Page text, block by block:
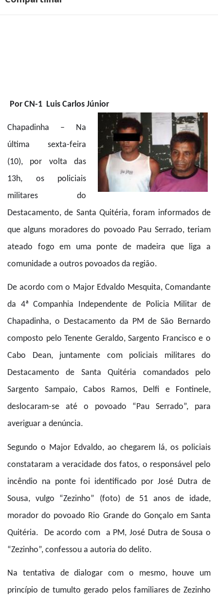
Por CN-1 Luis Carlos Júnior
Chapadinha – Na
última sexta-feira
(10), por volta das
13h, os policiais
militares do
Destacamento, de Santa Quitéria, foram informados de
que alguns moradores do povoado Pau Serrado, teriam
ateado fogo em uma ponte de madeira que liga a
comunidade a outros povoados da região.
De acordo com o Major Edvaldo Mesquita, Comandante
da 4ª Companhia Independente de Policia Militar de
Chapadinha, o Destacamento da PM de São Bernardo
composto pelo Tenente Geraldo, Sargento Francisco e o
Cabo Dean, juntamente com policiais militares do
Destacamento de Santa Quitéria comandados pelo
Sargento Sampaio, Cabos Ramos, Delfi e Fontinele,
deslocaram-se até o povoado “Pau Serrado”, para
averiguar a denúncia.
Segundo o Major Edvaldo, ao chegarem lá, os policiais
constataram a veracidade dos fatos, o responsável pelo
incêndio na ponte foi identificado por José Dutra de
Sousa, vulgo “Zezinho” (foto) de 51 anos de idade,
morador do povoado Rio Grande do Gonçalo em Santa
Quitéria. De acordo com a PM, José Dutra de Sousa o
“Zezinho”, confessou a autoria do delito.
Na tentativa de dialogar com o mesmo, houve um
princípio de tumulto gerado pelos familiares de Zezinho